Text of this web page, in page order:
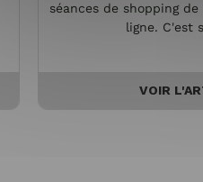
séances de shopping
ligne. C'est
VOIR